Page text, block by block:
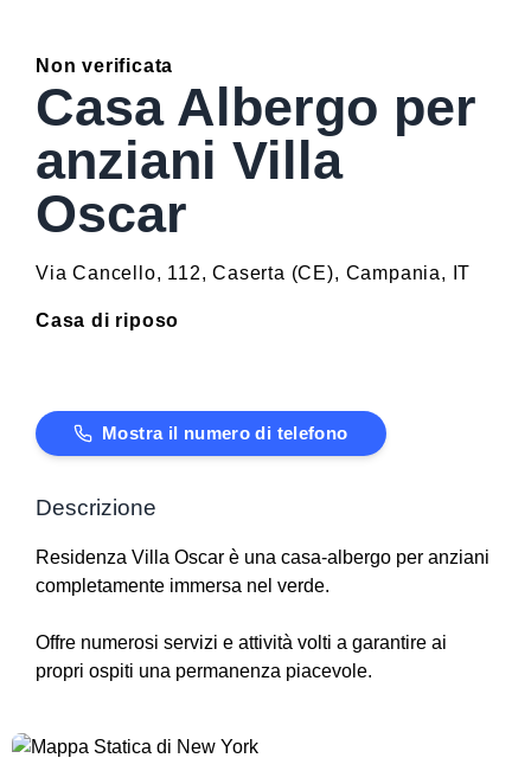
Non verificata
Casa Albergo per
anziani Villa
Oscar
Via Cancello, 112, Caserta (CE), Campania, IT
Casa di riposo
Mostra il numero di telefono
Descrizione
Residenza Villa Oscar è una casa-albergo per anziani
completamente immersa nel verde.
Offre numerosi servizi e attività volti a garantire ai
propri ospiti una permanenza piacevole.